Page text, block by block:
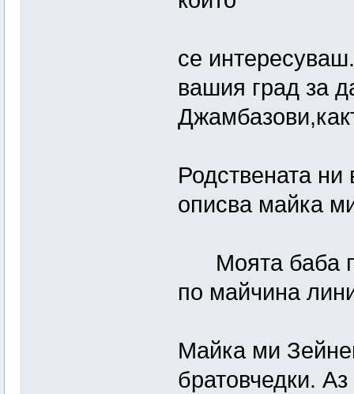
се
вашия град за
Родствената ни
описва майка
Моята баба
по майчина
Майка ми
братовчедки.